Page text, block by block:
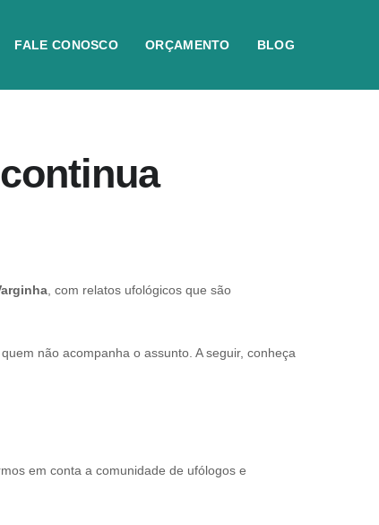
FALE CONOSCO ORÇAMENTO BLOG
, com relatos ufológicos que são
não acompanha o assunto. A seguir, conheça
em conta a comunidade de ufólogos e